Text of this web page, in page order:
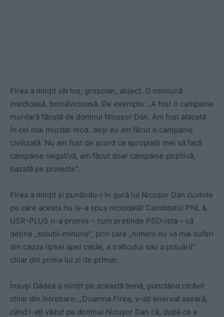
Firea a mințit vârtos, grosolan, abject. O mincună
insidioasă, bolnăvicioasă. De exemplu: „A fost o campanie
murdară făcută de domnul Nicușor Dan. Am fost atacată
în cel mai murdar mod, deși eu am făcut o campanie
civilizată. Nu am fost de acord ca apropiații mei să facă
campanie negativă, am făcut doar campanie pozitivă,
bazată pe proiecte”.
Firea a mințit și punându-i în gură lui Nicușor Dan cuvinte
pe care acesta nu le-a spus niciodată! Candidatul PNL &
USR-PLUS n-a promis – cum pretinde PSD-ista – că
deține „soluții-minune”, prin care „nimeni nu va mai suferi
din cauza lipsei apei calde, a traficului sau a poluării”
chiar din prima lui zi de primar.
Însuși Gâdea a mințit pe această temă, punctând otrăvit
chiar din întrebare: „Doamna Firea, v-ați enervat aseară,
când l-ați văzut pe domnul Nicușor Dan că, după ce a